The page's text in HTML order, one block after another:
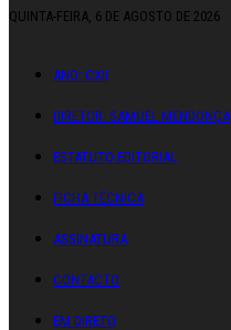
QUINTA-FEIRA, 6 DE AGOSTO DE 2026
ANO: CXII
DIRETOR: SAMUEL MENDONÇA
ESTATUTO EDITORIAL
FICHA TÉCNICA
ASSINATURA
CONTACTO
EM DIRETO